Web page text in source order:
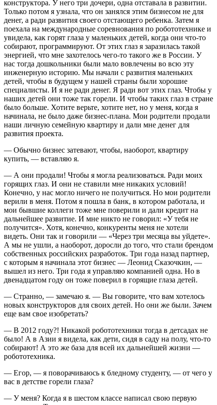
конструктора. У него три дочери, одна отставала в развитии.
Только потом я узнала, что он занялся этим бизнесом не для
денег, а ради развития своего отстающего ребенка. Затем я
поехала на международные соревнования по робототехнике и
увидела, как горят глаза у маленьких детей, когда они что-то
собирают, программируют. От этих глаз я заразилась такой
энергией, что мне захотелось чего-то такого же в России. У
нас тогда дошкольники были мало вовлечены во всю эту
инженерную историю. Мы начали с развития маленьких
детей, чтобы в будущем у нашей страны были хорошие
специалисты. И я не ради денег. Я ради вот этих глаз. Чтобы у
наших детей они тоже так горели. И чтобы таких глаз в стране
было больше. Хотите верьте, хотите нет, но у меня, когда я
начинала, не было даже бизнес-плана. Мои родители продали
наши личную семейную квартиру и дали мне денег для
развития проекта.
— Обычно бизнес затевают, чтобы, наоборот, квартиру
купить, — вставляю я.
— А они продали! Чтобы я могла реализоваться. Ради моих
горящих глаз. И они не ставили мне никаких условий!
Конечно, у нас могло ничего не получиться. Но мои родители
верили в меня. Потом я пошла в банк, в котором работала, и
мои бывшие коллеги тоже мне поверили и дали кредит на
дальнейшее развитие. И мне никто не говорил: «У тебя не
получится». Хотя, конечно, конкуренты меня не хотели
видеть. Они так и говорили — «Через три месяца вы уйдете».
А мы не ушли, а наоборот, доросли до того, что стали брендом
собственных российских разработок. Три года назад партнер,
с которым я начинала этот бизнес — Леонид Сказочкин, —
вышел из него. Три года я управляю компанией одна. Но в
двенадцатом году он тоже поверил в горящие глаза детей.
— Странно, — замечаю я. — Вы говорите, что вам хотелось
новых конструкторов для своих детей. Но они же были. Зачем
еще вам свое изобретать?
— В 2012 году?! Никакой робототехники тогда в детсадах не
было! А в Азии я видела, как дети, сидя в саду на полу, что-то
собирают! А это же база для всей их дальнейшей жизни —
робототехника.
— Егор, — я поворачиваюсь к бледному студенту, — от чего у
вас в детстве горели глаза?
— У меня? Когда я в шестом классе написал свою первую